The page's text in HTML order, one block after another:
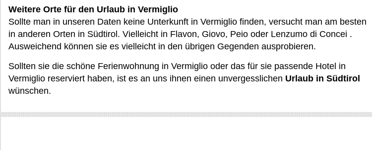
Weitere Orte für den Urlaub in Vermiglio
Sollte man in unseren Daten keine Unterkunft in Vermiglio finden, versucht man am besten
in anderen Orten in Südtirol. Vielleicht in Flavon, Giovo, Peio oder Lenzumo di Concei .
Ausweichend können sie es vielleicht in den übrigen Gegenden ausprobieren.
Sollten sie die schöne Ferienwohnung in Vermiglio oder das für sie passende Hotel in
Vermiglio reserviert haben, ist es an uns ihnen einen unvergesslichen Urlaub in Südtirol
wünschen.